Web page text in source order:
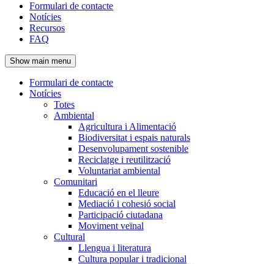
Navegació
principal
de
l'encapçalament
Formulari de contacte
Notícies
Recursos
FAQ
Show main menu
Navegació
principal
Formulari de contacte
Notícies
Totes
Ambiental
Agricultura i Alimentació
Biodiversitat i espais naturals
Desenvolupament sostenible
Reciclatge i reutilització
Voluntariat ambiental
Comunitari
Educació en el lleure
Mediació i cohesió social
Participació ciutadana
Moviment veïnal
Cultural
Llengua i literatura
Cultura popular i tradicional